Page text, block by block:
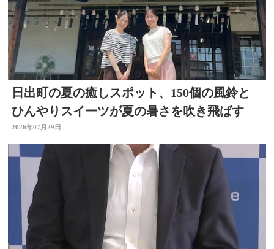
日出町の夏の癒しスポット、150個の風鈴と
ひんやりスイーツが夏の暑さを吹き飛ばす
2026年07月29日